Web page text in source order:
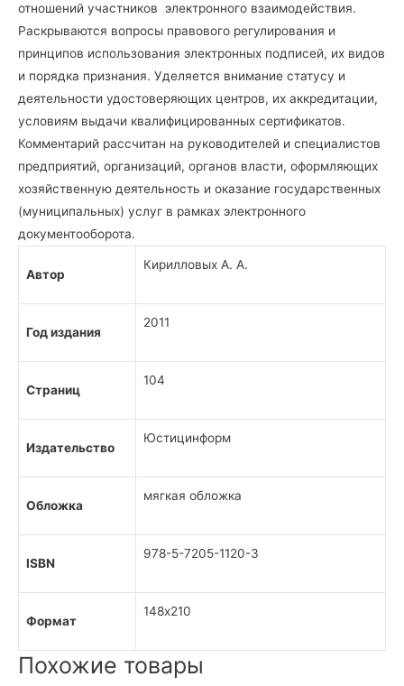
отношений участников электронного взаимодействия.
Раскрываются вопросы правового регулирования и
принципов использования электронных подписей, их видов
и порядка признания. Уделяется внимание статусу и
деятельности удостоверяющих центров, их аккредитации,
условиям выдачи квалифицированных сертификатов.
Комментарий рассчитан на руководителей и специалистов
предприятий, организаций, органов власти, оформляющих
хозяйственную деятельность и оказание государственных
(муниципальных) услуг в рамках электронного
документооборота.
Автор
Кирилловых А. А.
Год издания
2011
Страниц
104
Издательство
Юстицинформ
Обложка
мягкая обложка
ISBN
978-5-7205-1120-3
Формат
148х210
Похожие товары